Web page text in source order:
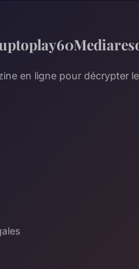
en ligne pour décrypter